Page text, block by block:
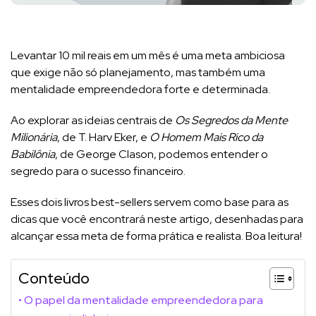
Levantar 10 mil reais em um mês é uma meta ambiciosa
que exige não só planejamento, mas também uma
mentalidade empreendedora forte e determinada.
Ao explorar as ideias centrais de Os Segredos da Mente
Milionária, de T. Harv Eker, e O Homem Mais Rico da
Babilônia, de George Clason, podemos entender o
segredo para o sucesso financeiro.
Esses dois livros best-sellers servem como base para as
dicas que você encontrará neste artigo, desenhadas para
alcançar essa meta de forma prática e realista. Boa leitura!
Conteúdo
O papel da mentalidade empreendedora para